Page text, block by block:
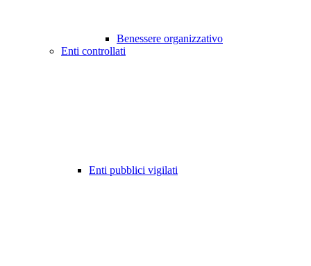
Benessere organizzativo
Enti controllati
Enti pubblici vigilati